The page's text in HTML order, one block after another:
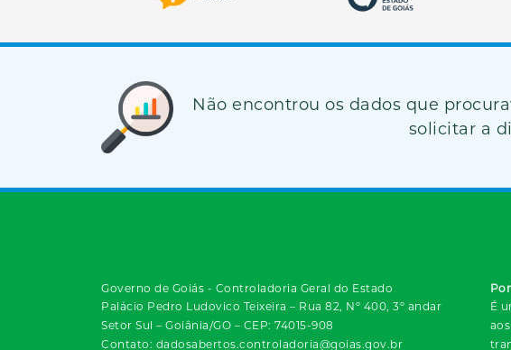
Não encontrou os dados que
solicitar a
Governo de Goiás - Controladoria Geral do Estado
Palácio Pedro Ludovico Teixeira – Rua 82, Nº 400, 3º andar
Setor Sul – Goiânia/GO – CEP: 74015-908
Contato: dadosabertos.controladoria@goias.gov.br
É